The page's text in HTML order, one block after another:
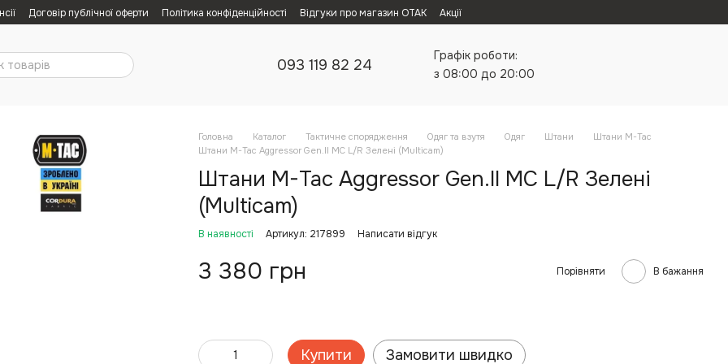
Договір публічної оферти Політика конфіденційності Відгуки про магазин ОТАК Акції
093 119 82 24
Графік роботи:
з 08:00 до 20:00
Головна Каталог Тактичне спорядження Одяг та взутя Одяг Штани
Штани M-Tac
Штани M-Tac Aggressor Gen.II MC L/R Зелені (Multicam)
Штани M-Tac Aggressor Gen.II MC L/R Зелені
(Multicam)
В наявності Артикул: 217899 Написати відгук
3 380 грн Порівняти В бажання
Купити Замовити швидко